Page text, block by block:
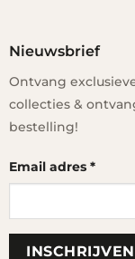
Nieuwsbrief
Ontvang
collecties &
bestelling!
Email adres *